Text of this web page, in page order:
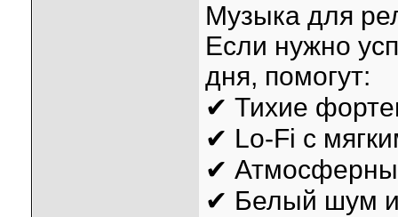
Музыка для
Если нужно
дня, помогут:
✔ Тихие
✔ Lo-Fi с
✔
✔ Белый шум